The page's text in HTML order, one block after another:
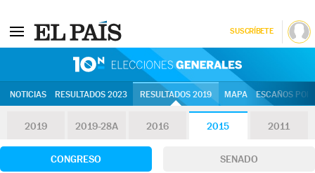
SUSCRÍBETE
NOTICIAS RESULTADOS 2023 RESULTADOS 2019 MAPA ESCAÑOS
2019 2019-28A 2016 2015 2011
CONGRESO SENADO